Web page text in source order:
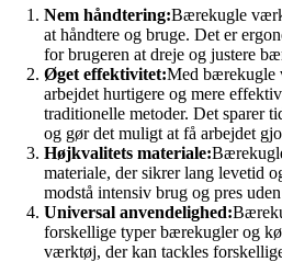
Nem håndtering:Bærekugle
at håndtere og bruge. Det er
for brugeren at dreje og justere
Øget effektivitet:Med bærekugle
arbejdet hurtigere og mere
traditionelle metoder. Det sparer
og gør det muligt at få arbejdet
Højkvalitets materiale:
materiale, der sikrer lang levetid
modstå intensiv brug og pres
Universal anvendelighed:
forskellige typer bærekugler og
værktøj, der kan tackles